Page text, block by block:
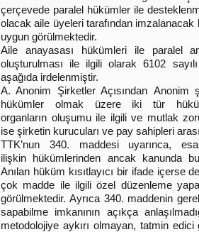
çerçevede paralel hükümler ile
olacak aile üyeleri tarafından
uygun görülmektedir.
Aile anayasası hükümleri ile paralel
oluşturulması ile ilgili olarak 6102
aşağıda irdelenmiştir.
A. Anonim Şirketler Açısından
hükümler olmak üzere iki tür
organların oluşumu ile ilgili ve mutlak
ise şirketin kurucuları ve pay sahipleri
TTK’nun 340. maddesi uyarınca,
ilişkin hükümlerinden ancak kanunda
Anılan hüküm kısıtlayıcı bir ifade içerse
çok madde ile ilgili özel düzenleme
görülmektedir. Ayrıca 340. maddenin
sapabilme imkanının açıkça
metodolojiye aykırı olmayan, tatmin